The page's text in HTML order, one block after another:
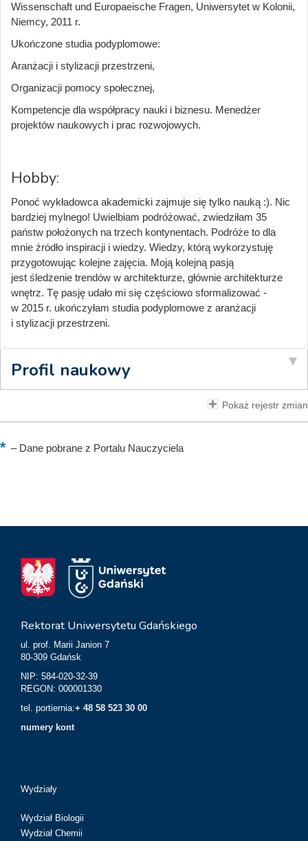
Wissenschaft und Europaeische Fragen, Uniwersytet w Kolonii,
Niemcy, 2011 r.
Ukończone studia podyplomowe:
Aranżacji i stylizacji przestrzeni,
Organizacji pomocy społecznej,
Kompetencje dla współpracy nauki i biznesu. Menedżer
projektów naukowych i prac rozwojowych.
Hobby:
Ponoć wykładowca akademicki zajmuje się tylko nauką :). Nic
bardziej mylnego! Uwielbiam podróżować, zwiedziłam 35
państw położonych na trzech kontynentach. Podróże to dla
mnie źródło inspiracji i wiedzy. Wiedzy, którą wykorzystuję
przygotowując kolejne zajęcia. Moją kolejną pasją
jest śledzenie trendów w architekturze, głównie architekturze
wnętrz. Tę pasję udało mi się częściowo sformalizować -
w 2015 r. ukończyłam studia podyplomowe z aranżacji
i stylizacji przestrzeni.
Profil naukowy
Pokaż rejestr zmian
–Dane pobrane z Portalu Nauczyciela
Rektorat Uniwersytetu Gdańskiego
ul. prof. Marii Janion 7
80-309 Gdańsk
NIP: 584-020-32-39
REGON: 000001330
tel. portiernia:+ 48 58 523 30 00
numery kont
Wydziały
Wydział Biologii
Wydział Chemii